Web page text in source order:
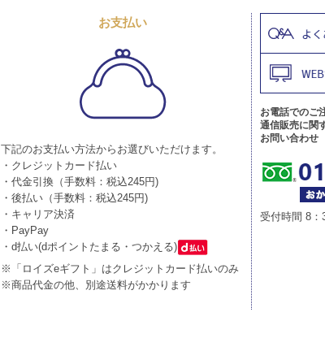
お支払い
下記のお支払い方法からお選びいただけます。
・クレジットカード払い
・代金引換（手数料：税込245円)
・後払い（手数料：税込245円)
・キャリア決済
・PayPay
・d払い(dポイントたまる・つかえる)
※「ロイズeギフト」はクレジットカード払いのみ
※商品代金の他、別途送料がかかります
お電話でのご
通信販売に関
お問い合わせ
受付時間 8：